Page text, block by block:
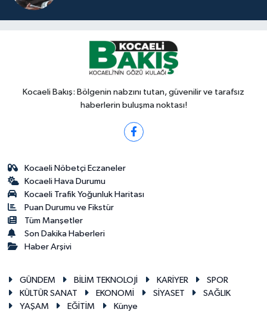
Kocaeli Bakış: Bölgenin nabzını tutan, güvenilir ve tarafsız
haberlerin buluşma noktası!
Kocaeli Nöbetçi Eczaneler
Kocaeli Hava Durumu
Kocaeli Trafik Yoğunluk Haritası
Puan Durumu ve Fikstür
Tüm Manşetler
Son Dakika Haberleri
Haber Arşivi
GÜNDEM BİLİM TEKNOLOJİ KARİYER
SPOR
KÜLTÜR SANAT
EKONOMİ SİYASET
SAĞLIK
YAŞAM
EĞİTİM Künye